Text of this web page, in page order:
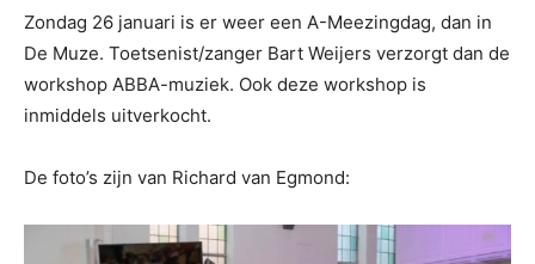
Zondag 26 januari is er weer een A-Meezingdag, dan in
De Muze. Toetsenist/zanger Bart Weijers verzorgt dan de
workshop ABBA-muziek. Ook deze workshop is
inmiddels uitverkocht.
De foto’s zijn van Richard van Egmond: